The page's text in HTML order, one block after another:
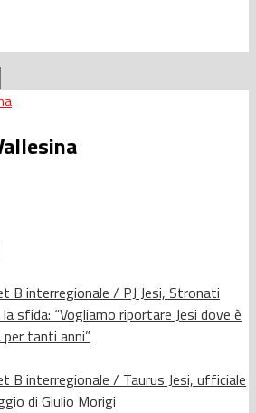
B interregionale / PJ Jesi, Stronati
la sfida: “Vogliamo riportare Jesi dove è
tanti anni”
B interregionale / Taurus Jesi, ufficiale
di Giulio Morigi